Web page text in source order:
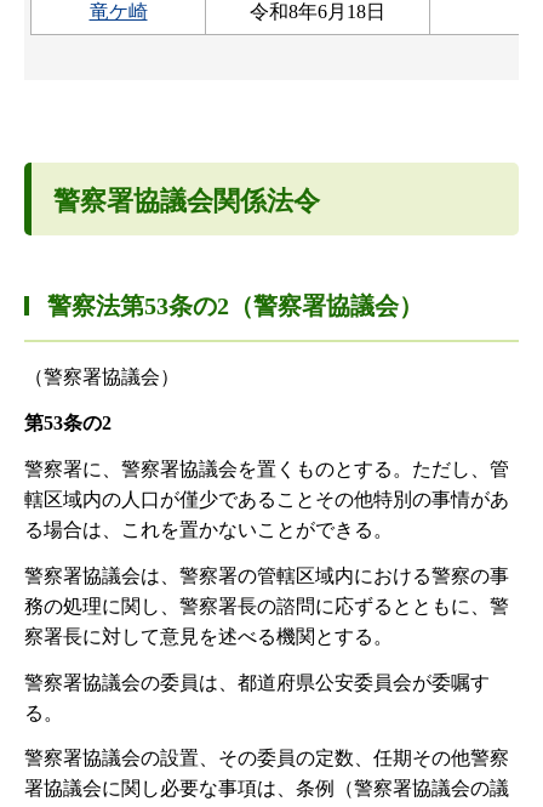
竜ケ崎 令和8年6月18日
警察署協議会関係法令
警察法第53条の2（警察署協議会）
（警察署協議会）
第53条の2
警察署に、警察署協議会を置くものとする。ただし、管
轄区域内の人口が僅少であることその他特別の事情があ
る場合は、これを置かないことができる。
警察署協議会は、警察署の管轄区域内における警察の事
務の処理に関し、警察署長の諮問に応ずるとともに、警
察署長に対して意見を述べる機関とする。
警察署協議会の委員は、都道府県公安委員会が委嘱す
る。
警察署協議会の設置、その委員の定数、任期その他警察
署協議会に関し必要な事項は、条例（警察署協議会の議